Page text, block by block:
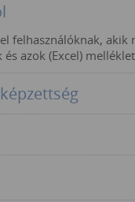
felhasználóknak,
és azok (Excel)